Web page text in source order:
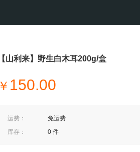
【山利来】野生白木耳200g/盒
￥ 150.00
运费：
免运费
库存：
0 件